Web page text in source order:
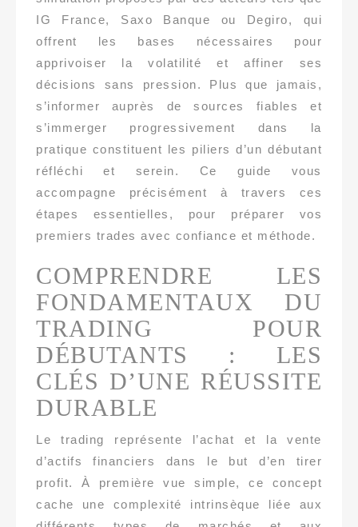
IG France, Saxo Banque ou Degiro, qui
offrent les bases nécessaires pour
apprivoiser la volatilité et affiner ses
décisions sans pression. Plus que jamais,
s’informer auprès de sources fiables et
s’immerger progressivement dans la
pratique constituent les piliers d’un débutant
réfléchi et serein. Ce guide vous
accompagne précisément à travers ces
étapes essentielles, pour préparer vos
premiers trades avec confiance et méthode.
COMPRENDRE LES
FONDAMENTAUX DU
TRADING POUR
DÉBUTANTS : LES
CLÉS D’UNE RÉUSSITE
DURABLE
Le trading représente l’achat et la vente
d’actifs financiers dans le but d’en tirer
profit. À première vue simple, ce concept
cache une complexité intrinsèque liée aux